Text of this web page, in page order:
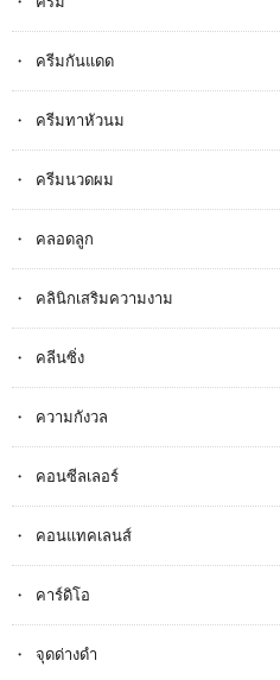
ครีมกันแดด
ครีมทาหัวนม
ครีมนวดผม
คลอดลูก
คลินิกเสริมความงาม
คลีนซิ่ง
ความกังวล
คอนซีลเลอร์
คอนแทคเลนส์
คาร์ดิโอ
จุดด่างดำ